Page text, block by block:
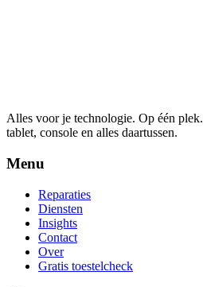
Alles voor je technologie. Op één plek.
tablet, console en alles daartussen.
Menu
Reparaties
Diensten
Insights
Contact
Over
Gratis toestelcheck